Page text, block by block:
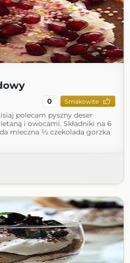
0 Smakowite
polecam pyszny deser
i owocami. Składniki na 6
mleczna ½ czekolada gorzka